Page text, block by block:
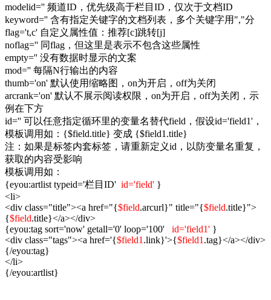
modelid='' 频道ID，优先级高于栏目ID，仅次于文档ID
keyword='' 含有指定关键字的文档列表，多个关键字用","分
flag='t,c' 自定义属性值：推荐[c]跳转[j]
noflag='' 同flag，但这里是表示不包含这些属性
empty='' 没有数据时显示的文案
mod='' 每隔N行输出的内容
thumb='on' 默认使用缩略图，on为开启，off为关闭
arcrank='on' 默认不展示阅读权限，on为开启，off为关闭，示
例在下方
id='' 可以任意指定循环里的变量名替代field，假设id='field1'，
模板调用如：{$field.title} 变成 {$field1.title}
注：如果是标签内套标签，请重新定义id，以防变量名重复，
获取的内容受影响
模板调用如：
{eyou:artlist typeid='栏目ID' id='field' }
<li>
<div class="title"><a href="{$field.arcurl}" title="{$field.title}">
{$field.title}</a></div>
{eyou:tag sort='now' getall='0' loop='100'
id='field1' }
<div class="tags"><a href='{$field1 .link}'>{$field1 .tag}</a></div>
{/eyou:tag}
</li>
{/eyou:artlist}